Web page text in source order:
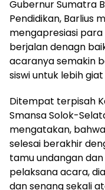
Gubernur Sumatra
Pendidikan, Barlius
mengapresiasi
berjalan denagn
acaranya semakin
siswi untuk lebih
Ditempat terpisah
Smansa Solok-
mengatakan,
selesai berakhir
tamu undangan
pelaksana acara,
dan senang sekali